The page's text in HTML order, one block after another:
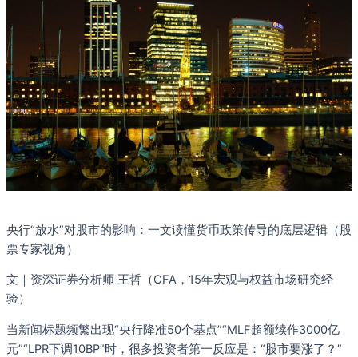
央行“放水”对股市的影响：一文读懂货币政策传导的底层逻辑（股
票专家视角）
文｜资深证券分析师 王哲（CFA，15年宏观与权益市场研究经
验）
当新闻标题频繁出现“央行降准50个基点”“MLF超额续作3000亿
元”“LPR下调10BP”时，很多投资者第一反应是：“股市要涨了？”